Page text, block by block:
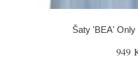
Šaty 'BEA'
949